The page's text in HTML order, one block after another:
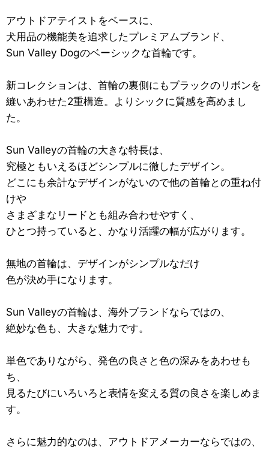
アウトドアテイストをベースに、
犬用品の機能美を追求したプレミアムブランド、
Sun Valley Dogのベーシックな首輪です。
新コレクションは、首輪の裏側にもブラックのリボンを
縫いあわせた2重構造。よりシックに質感を高めまし
た。
Sun Valleyの首輪の大きな特長は、
究極ともいえるほどシンプルに徹したデザイン。
どこにも余計なデザインがないので他の首輪との重ね付
けや
さまざまなリードとも組み合わせやすく、
ひとつ持っていると、かなり活躍の幅が広がります。
無地の首輪は、デザインがシンプルなだけ
色が決め手になります。
Sun Valleyの首輪は、海外ブランドならではの、
絶妙な色も、大きな魅力です。
単色でありながら、発色の良さと色の深みをあわせも
ち、
見るたびにいろいろと表情を変える質の良さを楽しめま
す。
さらに魅力的なのは、アウトドアメーカーならではの、